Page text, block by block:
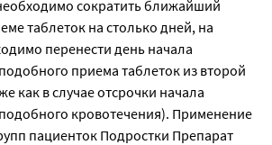
сократить ближайший
таблеток на столько дней, на
перенести день начала
приема таблеток из второй
как в случае отсрочки начала
кровотечения). Применение
пациенток Подростки Препарат